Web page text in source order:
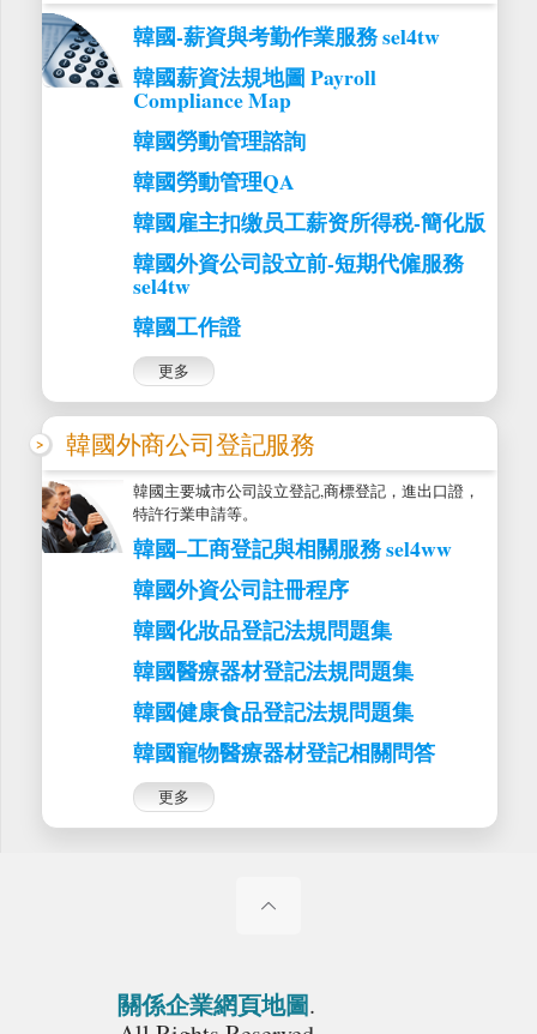
韓國-薪資與考勤作業服務 sel4tw
韓國薪資法規地圖 Payroll
Compliance Map
韓國勞動管理諮詢
韓國勞動管理QA
韓國雇主扣缴员工薪资所得税-簡化版
韓國外資公司設立前-短期代僱服務
sel4tw
韓國工作證
更多
韓國外商公司登記服務
韓國主要城市公司設立登記,商標登記，進出口證，
特許行業申請等。
韓國–工商登記與相關服務 sel4ww
韓國外資公司註冊程序
韓國化妝品登記法規問題集
韓國醫療器材登記法規問題集
韓國健康食品登記法規問題集
韓國寵物醫療器材登記相關問答
更多
關係企業網頁地圖.